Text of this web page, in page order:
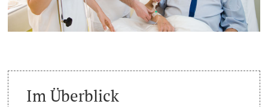
weitere Informationen
Termine & Fristen
Dokumente und Verifikation
Mobilität
Im Überblick